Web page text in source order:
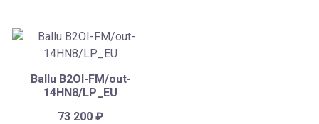
Ballu B2OI-FM/out-
14HN8/LP_EU
73 200₽